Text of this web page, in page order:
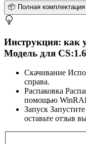
📦 Полная комплектация
Инструкция: как
Модель для CS:1.6
Скачивание
справа.
Распаковка
помощью
Запуск
оставьте отзыв